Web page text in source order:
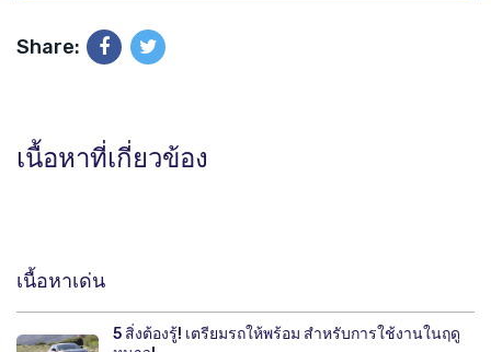
Share:
เนื้อหาที่เกี่ยวข้อง
เนื้อหาเด่น
5 สิ่งต้องรู้! เตรียมรถให้พร้อม สำหรับการใช้งานในฤดู